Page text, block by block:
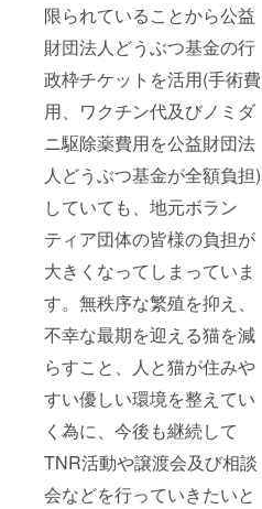
限られていることから公益
財団法人どうぶつ基金の行
政枠チケットを活用(手術費
用、ワクチン代及びノミダ
ニ駆除薬費用を公益財団法
人どうぶつ基金が全額負担)
していても、地元ボラン
ティア団体の皆様の負担が
大きくなってしまっていま
す。無秩序な繁殖を抑え、
不幸な最期を迎える猫を減
らすこと、人と猫が住みや
すい優しい環境を整えてい
く為に、今後も継続して
TNR活動や譲渡会及び相談
会などを行っていきたいと